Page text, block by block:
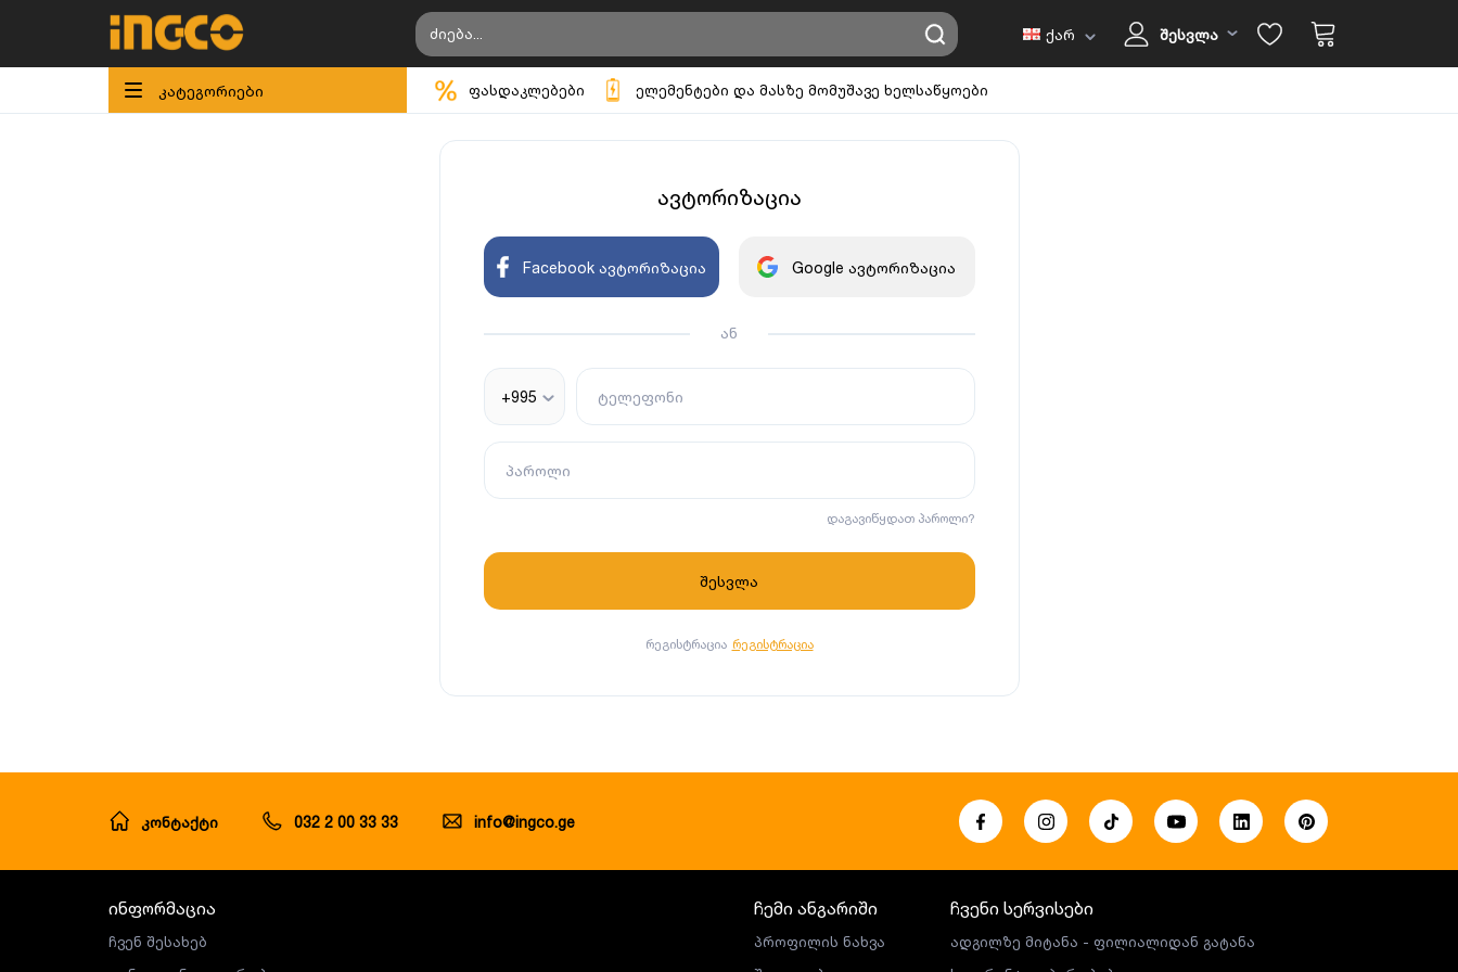
ქარ შესვლა
კატეგორიები ფასდაკლებები ელემენტები და მასზე მომუშავე ხელსაწყოები
ავტორიზაცია
Facebook ავტორიზაცია Google ავტორიზაცია
ან
+995 ტელეფონი
პაროლი
დაგავიწყდათ პაროლი?
რეგისტრაცია რეგისტრაცია
კონტაქტი 032 2 00 33 33 info@ingco.ge
ინფორმაცია
ჩვენ შესახებ
ჩემი ანგარიში
პროფილის ნახვა
ჩვენი სერვისები
ადგილზე მიტანა - ფილიალიდან გატანა